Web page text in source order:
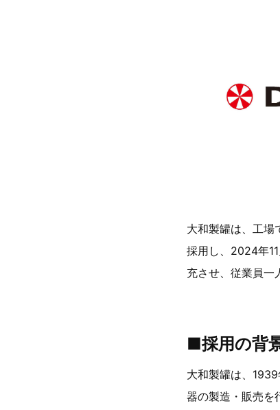
大和製罐は、工場
採用し、2024年
充させ、従業員一
■採用の背
大和製罐は、
器の製造・販売を